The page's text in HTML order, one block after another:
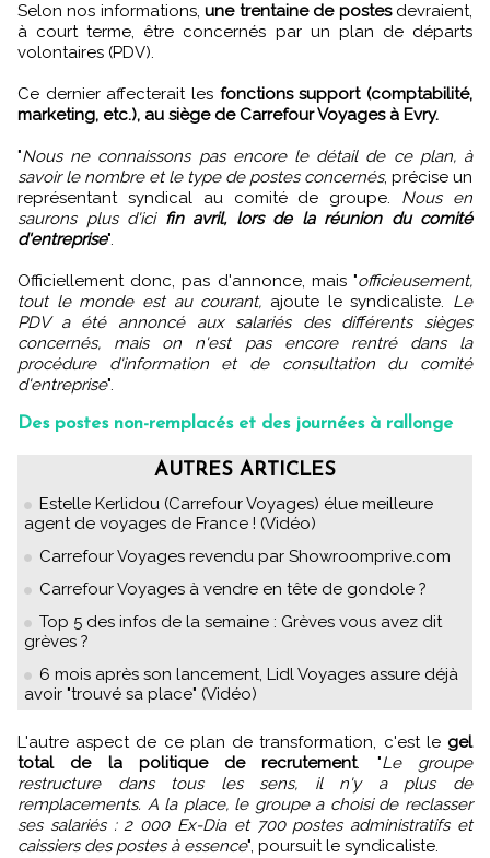
Selon nos informations,une trentaine de postesdevraient,
à court terme, être concernés par un plan de départs
volontaires (PDV).
Ce dernier affecterait les fonctions support (comptabilité,
marketing, etc.), au siège de Carrefour Voyages à Evry.
"Nous ne connaissons pas encore le détail de ce plan, à
savoir le nombre et le type de postes concernés, précise un
représentant syndical au comité de groupe. Nous en
saurons plus d'ici fin avril, lors de la réunion du comité
d'entreprise".
Officiellement donc, pas d'annonce, mais "officieusement,
tout le monde est au courant, ajoute le syndicaliste. Le
PDV a été annoncé aux salariés des différents sièges
concernés, mais on n'est pas encore rentré dans la
procédure d'information et de consultation du comité
d'entreprise".
Des postes non-remplacés et des journées à rallonge
AUTRES ARTICLES
Estelle Kerlidou (Carrefour Voyages) élue meilleure
agent de voyages de France ! (Vidéo)
Carrefour Voyages revendu par Showroomprive.com
Carrefour Voyages à vendre en tête de gondole ?
Top 5 des infos de la semaine : Grèves vous avez dit
grèves ?
6 mois après son lancement, Lidl Voyages assure déjà
avoir "trouvé sa place" (Vidéo)
L'autre aspect de ce plan de transformation, c'est le gel
total de la politique de recrutement. "Le groupe
restructure dans tous les sens, il n'y a plus de
remplacements. A la place, le groupe a choisi de reclasser
ses salariés : 2 000 Ex-Dia et 700 postes administratifs et
caissiers des postes à essence", poursuit le syndicaliste.